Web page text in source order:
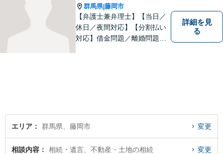
群馬県|藤岡市
【弁護士兼弁理士】【当日／
休日／夜間対応】【分割払い
対応】借金問題／離婚問題／
談ください。
詳細を見
る
エリア 群馬県、藤岡市 変更
相談内容 相続・遺言、不動産・土地の相続 変更